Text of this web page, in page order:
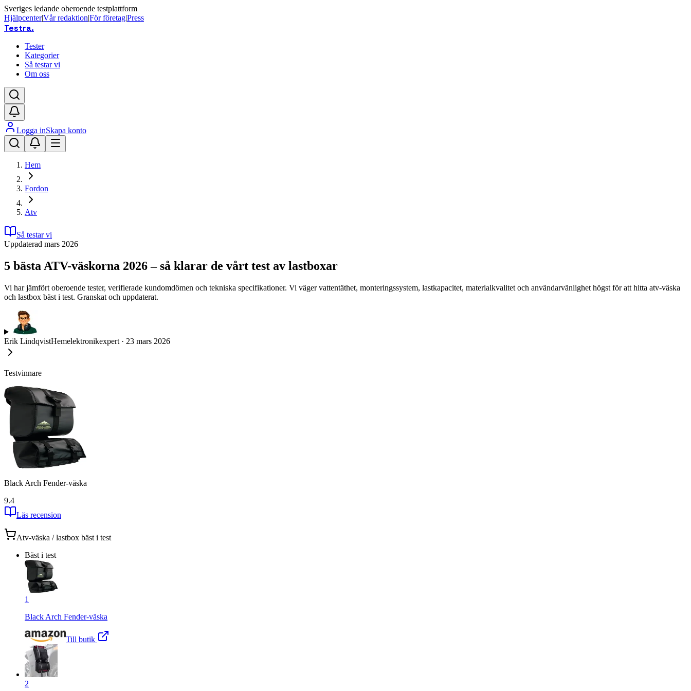
Sveriges ledande oberoende testplattform
Hjälpcenter|Vår redaktion|För företag|Press
Testra.
Tester
Kategorier
Så testar vi
Om oss
Logga inSkapa konto
Hem
Fordon
Atv
Så testar vi
Uppdaterad mars 2026
5 bästa ATV-väskorna 2026 – så klarar de vårt test av lastboxar
Vi har jämfört oberoende tester, verifierade kundomdömen och tekniska specifikationer. Vi väger vattentäthet, monteringssystem, lastkapacitet, materialkvalitet och användarvänlighet högst för att hitta atv-väska
och lastbox bäst i test. Granskat och uppdaterat.
Erik LindqvistHemelektronikexpert · 23 mars 2026
Testvinnare
Black Arch Fender-väska
9.4
Läs recension
Atv-väska / lastbox bäst i test
Bäst i test
1
Black Arch Fender-väska
Till butik
2